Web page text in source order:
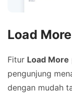
Load More
Fitur Load More
pengunjung
dengan mudah